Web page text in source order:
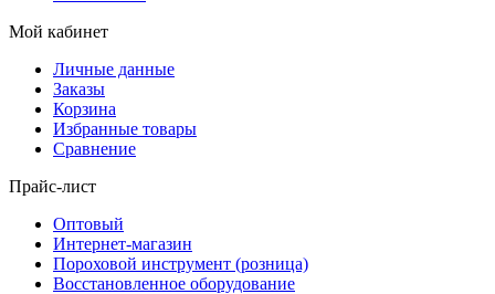
Мой кабинет
Личные данные
Заказы
Корзина
Избранные товары
Сравнение
Прайс-лист
Оптовый
Интернет-магазин
Пороховой инструмент (розница)
Восстановленное оборудование